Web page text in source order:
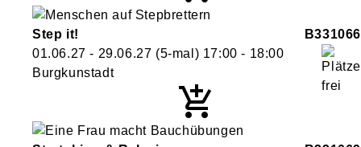
Step it!
B331066
01.06.27 - 29.06.27 (5-mal) 17:00 - 18:00
Burgkunstadt